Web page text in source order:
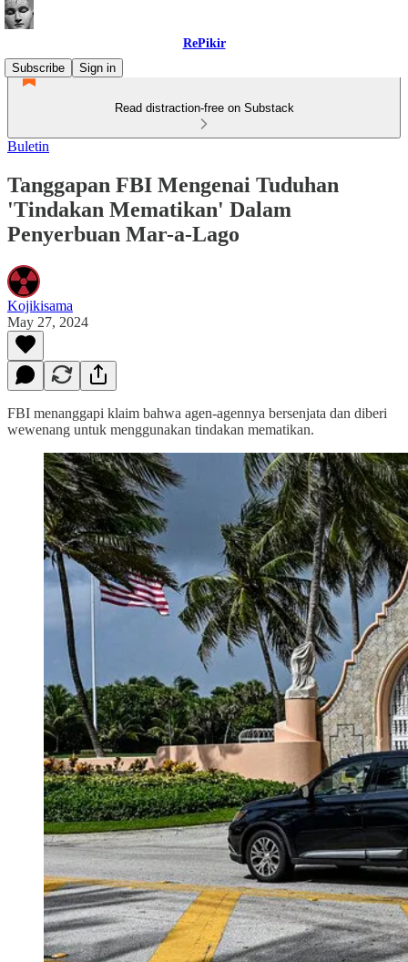
RePikir
Subscribe
Sign in
Read distraction-free on Substack
Buletin
Tanggapan FBI Mengenai Tuduhan
'Tindakan Mematikan' Dalam
Penyerbuan Mar-a-Lago
Kojikisama
May 27, 2024
FBI menanggapi klaim bahwa agen-agennya bersenjata dan diberi
wewenang untuk menggunakan tindakan mematikan.